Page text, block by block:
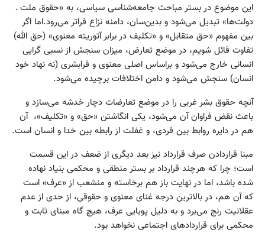
این موضوع در بستر مباحث جامعه‌شناسی سیاسی، به «حقوق ملت ـ
دولت‌ها» تبدیل می‌شود و بدین‌سان، دامنه نزاع فراتر می‌رود.اما اگر
بین مفهوم «حق متقابل» و «تکلیف در برابر آتوریته معنوی» (حق الله)
تفاوت قائل شویم، در موضع تعارض، میزان سنجش از نسبی گرایی
انسانی خارج می‌شود و براساس اصلی معنوی و فرابشری (نه نهاد خود
انسان) سنجش می‌شود و دامن اختلافات برچیده می‌شود.
آنچه حقوق بشر غربی را در موضع تعارضات دچار خدشه می‌سازد و
باعث نقض فراوان آن می‌شود، یکی انگاشتن «حق» و «تکلیف»، آن
هم در دایره روابط بین فردی، و غفلت از رابطه بین خدا و انسان است.
مبنا قراردادن صرف قرارداد نیز بعد دیگری از ضعف در این قسمت
است؛ چرا که هرچند قرارداد بر بستر منطقی و محکمی بنیاد نهاده
شده باشد، اما در نهایت باز هم برخاسته و منشعب از «عرف» است
که آن هم، در بالاترین درجه غنای معنوی و حقوقی، از حدی از عدم
عقلانیت رنج می‌برد و به دلیل پویایی عرف، هیچ گاه مبنای ثابت و
محکمی برای قراردادهای اجتماعی نخواهد بود.